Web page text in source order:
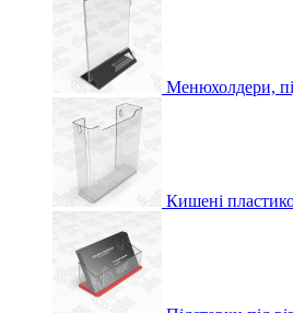
Менюхолдери,
Кишені